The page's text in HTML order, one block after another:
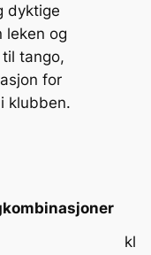
dyktige
leken og
tango,
for
klubben.
kl